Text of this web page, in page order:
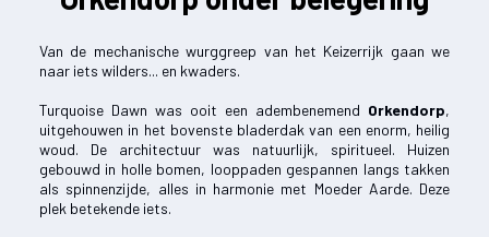
Van de mechanische wurggreep van het Keizerrijk gaan we
naar iets wilders... en kwaders.
Turquoise Dawn was ooit een adembenemend Orkendorp,
uitgehouwen in het bovenste bladerdak van een enorm, heilig
woud. De architectuur was natuurlijk, spiritueel. Huizen
gebouwd in holle bomen, looppaden gespannen langs takken
als spinnenzijde, alles in harmonie met Moeder Aarde. Deze
plek betekende iets.